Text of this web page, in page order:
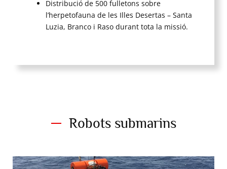
Distribució de 500 fulletons sobre
l’herpetofauna de les Illes Desertas – Santa
Luzia, Branco i Raso durant tota la missió.
Robots submarins